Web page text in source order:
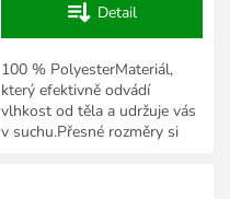
Detail
100 % PolyesterMateriál,
který efektivně odvádí
vlhkost od těla a udržuje vás
v suchu.Přesné rozměry si